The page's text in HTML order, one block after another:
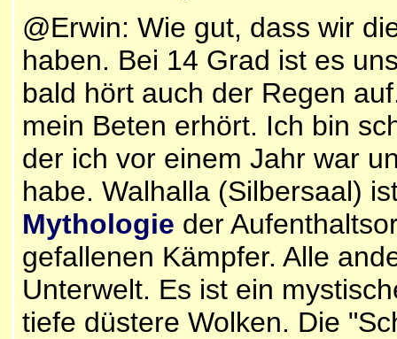
@Erwin: Wie gut, dass wir
haben. Bei 14 Grad ist es
bald hört auch der Regen
mein Beten erhört. Ich bin
der ich vor einem Jahr war
habe. Walhalla (Silbersaal)
Mythologie der
gefallenen Kämpfer. Alle
Unterwelt. Es ist ein
tiefe düstere Wolken. Die